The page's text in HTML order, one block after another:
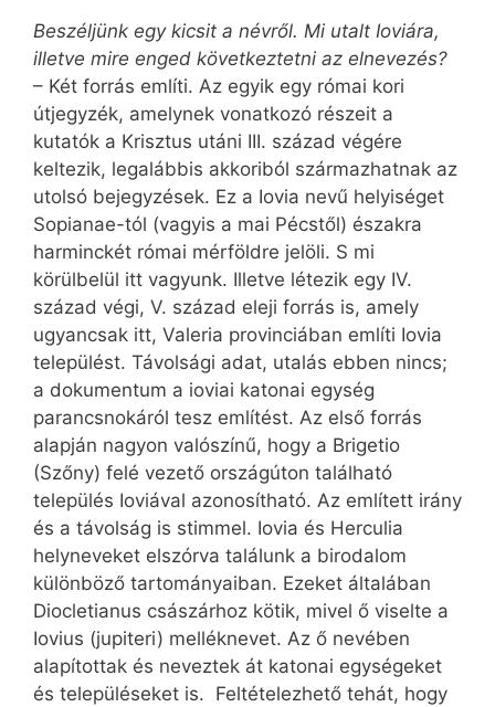
Beszéljünk egy kicsit a névről. Mi utalt Ioviára,
illetve mire enged következtetni az elnevezés?
– Két forrás említi. Az egyik egy római kori
útjegyzék, amelynek vonatkozó részeit a
kutatók a Krisztus utáni III. század végére
keltezik, legalábbis akkoriból származhatnak az
utolsó bejegyzések. Ez a Iovia nevű helyiséget
Sopianae-tól (vagyis a mai Pécstől) északra
harminckét római mérföldre jelöli. S mi
körülbelül itt vagyunk. Illetve létezik egy IV.
század végi, V. század eleji forrás is, amely
ugyancsak itt, Valeria provinciában említi Iovia
települést. Távolsági adat, utalás ebben nincs;
a dokumentum a ioviai katonai egység
parancsnokáról tesz említést. Az első forrás
alapján nagyon valószínű, hogy a Brigetio
(Szőny) felé vezető országúton található
település Ioviával azonosítható. Az említett irány
és a távolság is stimmel. Iovia és Herculia
helyneveket elszórva találunk a birodalom
különböző tartományaiban. Ezeket általában
Diocletianus császárhoz kötik, mivel ő viselte a
Iovius (jupiteri) melléknevet. Az ő nevében
alapítottak és neveztek át katonai egységeket
és településeket is. Feltételezhető tehát, hogy